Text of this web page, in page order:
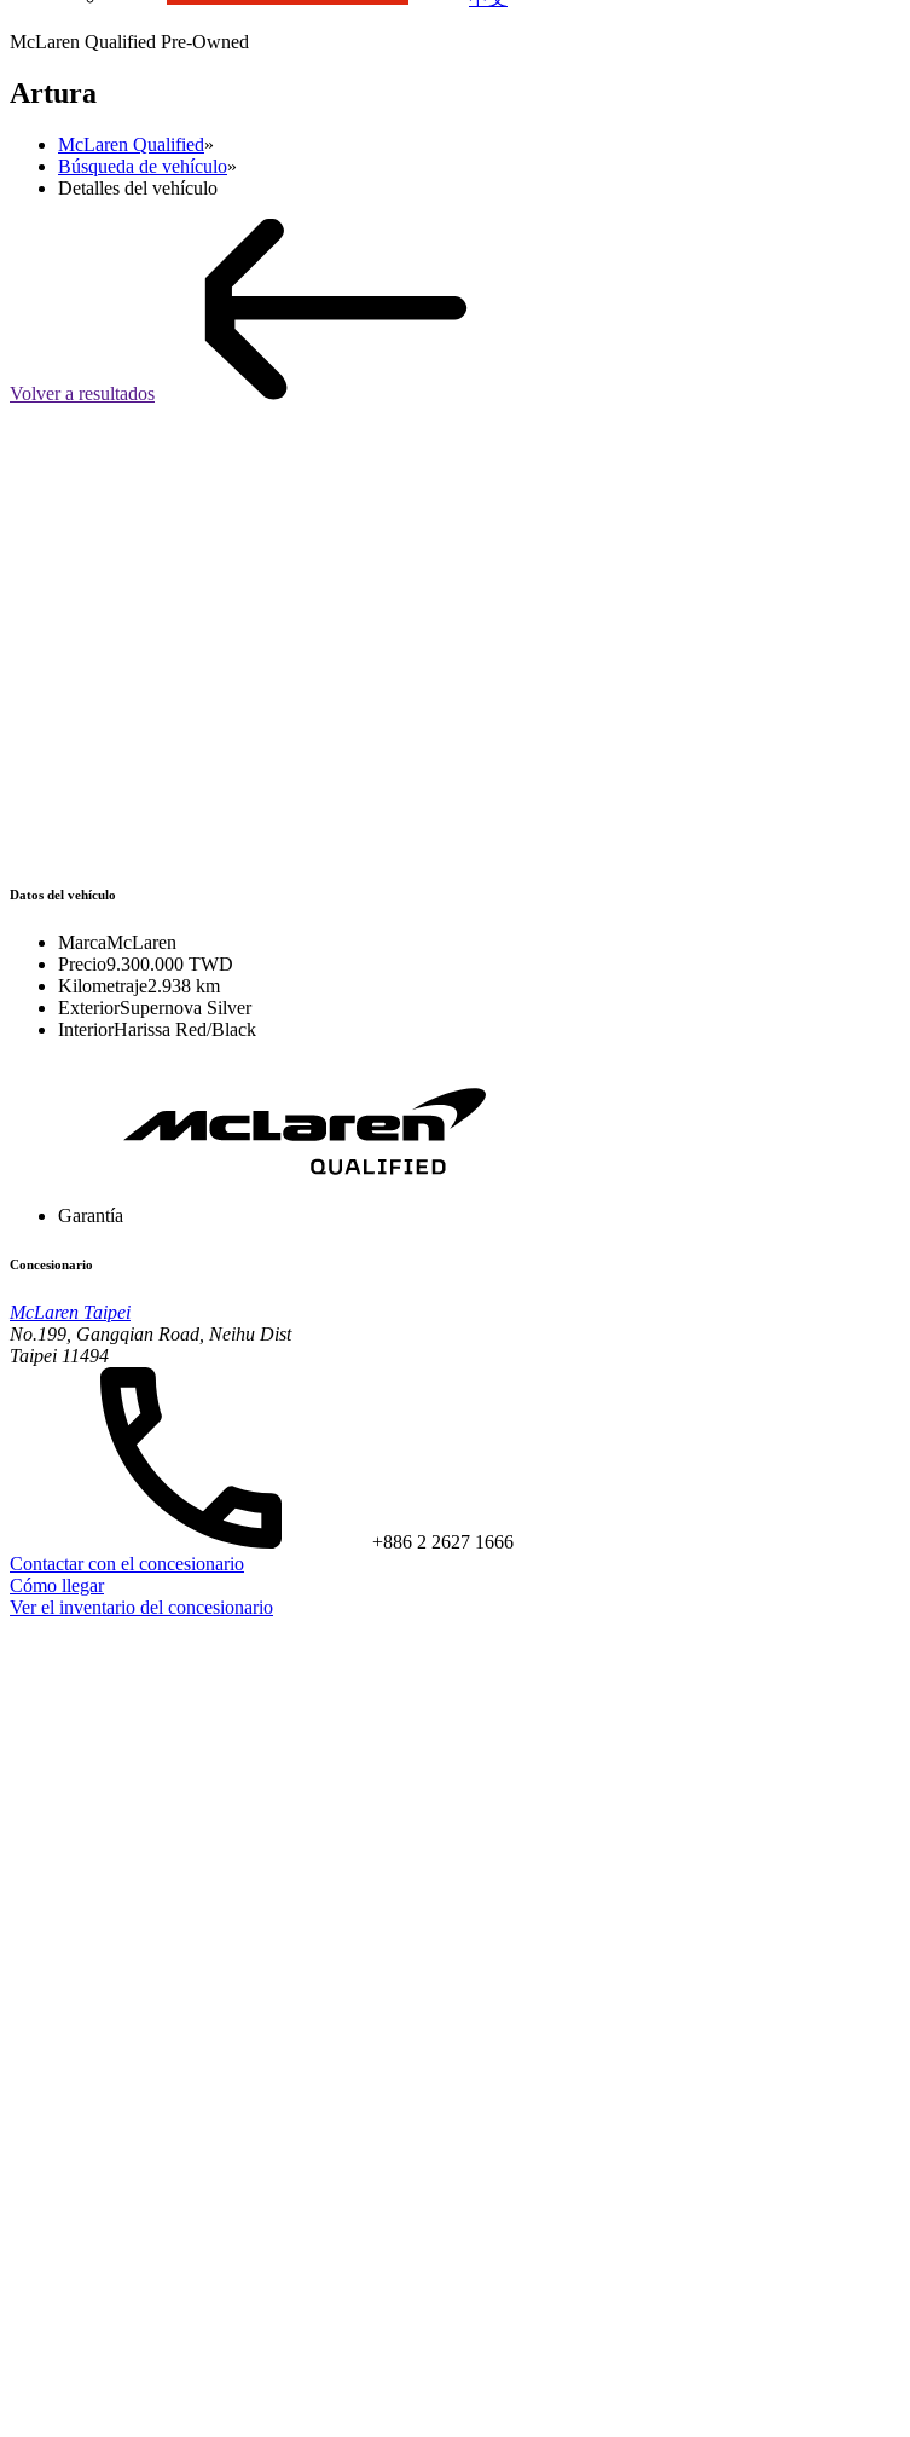
McLaren Qualified Pre-Owned
Artura
McLaren Qualified»
Búsqueda de vehículo»
Detalles del vehículo
Volver a resultados
Datos del vehículo
MarcaMcLaren
Precio9.300.000 TWD
Kilometraje2.938 km
ExteriorSupernova Silver
InteriorHarissa Red/Black
Garantía
Concesionario
McLaren Taipei
No.199, Gangqian Road, Neihu Dist
Taipei 11494
+886 2 2627 1666
Contactar con el concesionario
Cómo llegar
Ver el inventario del concesionario